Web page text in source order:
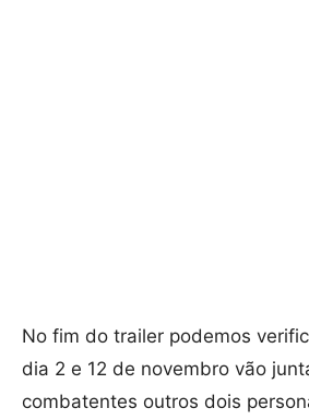
No fim do trailer podemos
dia 2 e 12 de novembro vão
combatentes outros dois